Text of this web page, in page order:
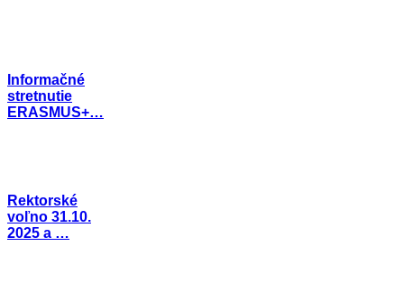
Informačné
stretnutie
ERASMUS+…
Rektorské
voľno 31.10.
2025 a …